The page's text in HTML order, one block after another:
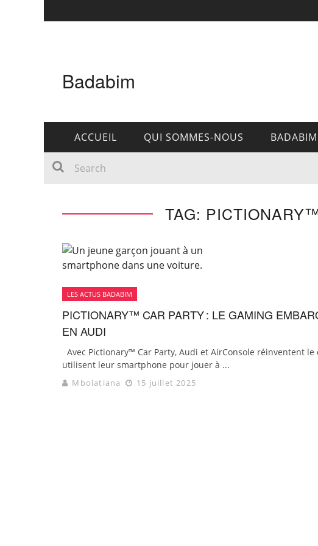
Badabim
ACCUEIL QUI SOMMES-NOUS
TAG:
LES ACTUS BADABIM
PICTIONARY™ CAR PARTY : LE GAMING
EN AUDI
Avec Pictionary™ Car Party, Audi et AirConsole réinventent
utilisent leur smartphone pour jouer à ...
Mbolatiana 15 juillet 2025